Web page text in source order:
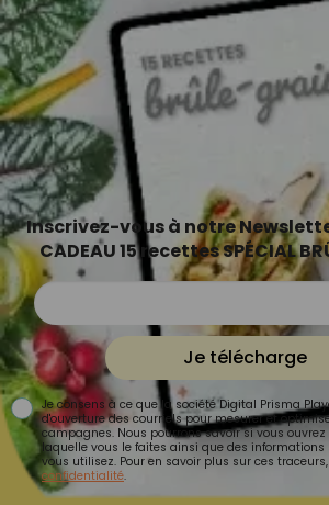
Inscrivez-vous à notre
CADEAU 15 recettes SPÉCIAL
Je télécharge
Je consens à ce que la société Digital Prisma
d'ouverture des courriels pour mesurer et
campagnes. Nous pourrons savoir si vous ouvrez
laquelle vous le faites ainsi que des
vous utilisez. Pour en savoir plus sur ces
confidentialité.